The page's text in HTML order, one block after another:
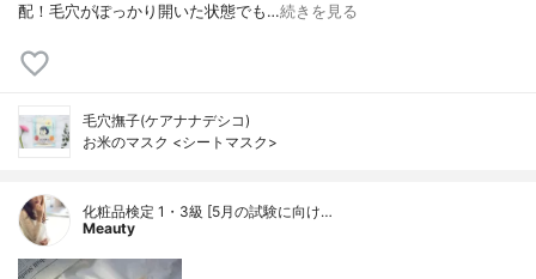
配！毛穴がぽっかり開いた状態でも…続きを見る
毛穴撫子(ケアナナデシコ)
お米のマスク <シートマスク>
化粧品検定 1・3級 [5月の試験に向け…
Meauty